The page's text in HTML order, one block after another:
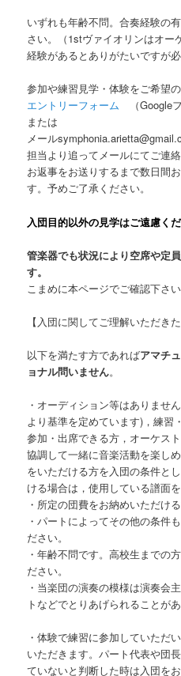
いずれも年齢不問。合奏経験の
さい。（1stヴァイオリンはオー
経験があるとありがたいですが
参加や練習見学・体験をご希望
エントリーフォーム （Google
または
メール
担当より追ってメールにてご連絡
お返事をお送りするまで数日間
す。予めご了承ください。
入団目的以外の見学はご遠慮くだ
管楽器でも状況により空席や定
す。
こまめに本ページでご確認下さい
【入団に関してご理解いただきた
以下を満たす方であればアマチ
ョナル問いません。
・オーディション等はありませ
より基準を定めています)，練習
参加・出席できる方，オーケス
協調して一緒に音楽活動を楽し
をいただける方を入団の条件と
ける場合は，使用している譜面
・所定の団費をお納めいただける
・パートによってその他の条件
ださい。
・年齢不問です。高校生までの
ださい。
・当楽団の演奏の模様は演奏会
トなどでとりあげられることがあ
・体験で練習に参加していただ
いただきます。パート代表や団
ていないと判断した時は入団を